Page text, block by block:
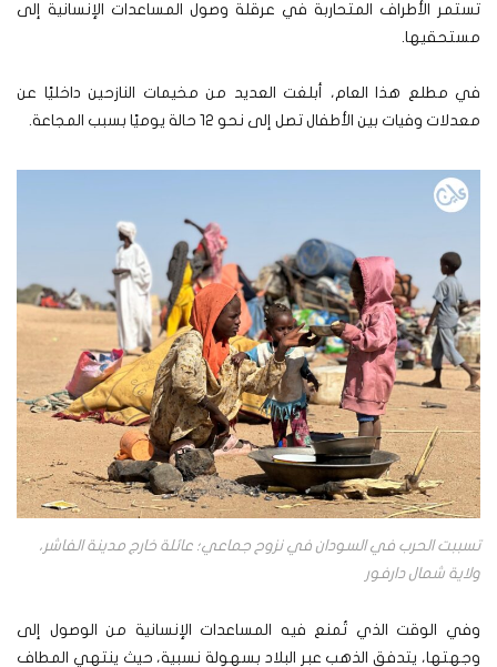
تستمر الأطراف المتحاربة في عرقلة وصول المساعدات الإنسانية إلى
مستحقيها.
في مطلع هذا العام، أبلغت العديد من مخيمات النازحين داخليًا عن
معدلات وفيات بين الأطفال تصل إلى نحو 12 حالة يوميًا بسبب المجاعة.
تسببت الحرب في السودان في نزوح جماعي؛ عائلة خارج مدينة الفاشر،
ولاية شمال دارفور
وفي الوقت الذي تُمنع فيه المساعدات الإنسانية من الوصول إلى
وجهتها، يتدفق الذهب عبر البلاد بسهولة نسبية، حيث ينتهي المطاف